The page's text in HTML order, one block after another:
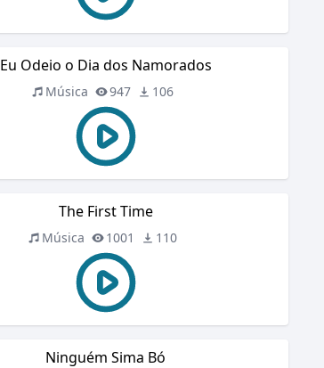
Eu Odeio o Dia dos Namorados
Música 947 106
The First Time
Música 1001 110
Ninguém Sima Bó